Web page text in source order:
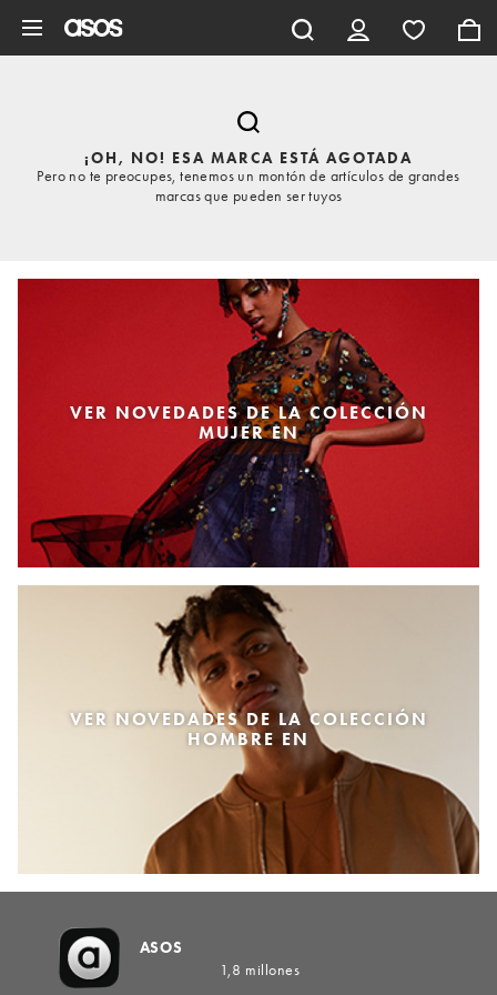
¡OH, NO! ESA MARCA ESTÁ AGOTADA
Pero no te preocupes, tenemos un montón de artículos de grandes
marcas que pueden ser tuyos
VER NOVEDADES DE LA COLECCIÓN
MUJER EN
VER NOVEDADES DE LA COLECCIÓN
HOMBRE EN
ASOS
1,8 millones